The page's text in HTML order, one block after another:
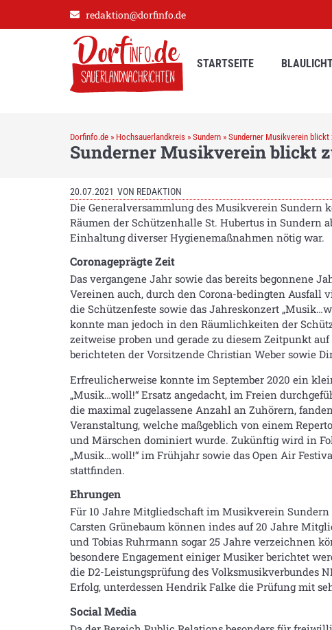
redaktion@dorfinfo.de
STARTSEITE
Dorfinfo.de » Hochsauerlandkreis » Sundern » Sunderner Musikverein
Sunderner Musikverein blickt
20.07.2021 VON REDAKTION
Die Generalversammlung des Musikverein Sundern
Räumen der Schützenhalle St. Hubertus in Sundern
Einhaltung diverser Hygienemaßnahmen nötig war.
Coronageprägte Zeit
Das vergangene Jahr sowie das bereits begonnene
Vereinen auch, durch den Corona-bedingten Ausfall
die Schützenfeste sowie das Jahreskonzert
konnte man jedoch in den Räumlichkeiten der
zeitweise proben und gerade zu diesem Zeitpunkt
berichteten der Vorsitzende Christian Weber sowie
Erfreulicherweise konnte im September 2020 ein
„Musik…woll!“ Ersatz angedacht, im Freien
die maximal zugelassene Anzahl an Zuhörern,
Veranstaltung, welche maßgeblich von einem
und Märschen dominiert wurde. Zukünftig wird in
„Musik…woll!“ im Frühjahr sowie das Open Air
stattfinden.
Ehrungen
Für 10 Jahre Mitgliedschaft im Musikverein
Carsten Grünebaum können indes auf 20 Jahre
und Tobias Ruhrmann sogar 25 Jahre verzeichnen
besondere Engagement einiger Musiker berichtet
die D2-Leistungsprüfung des Volksmusikverbundes
Erfolg, unterdessen Hendrik Falke die Prüfung mit
Social Media